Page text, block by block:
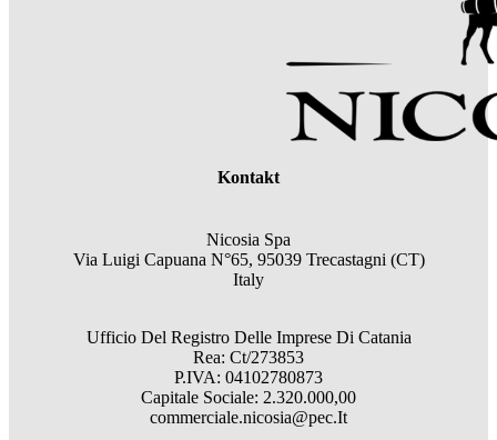
Kontakt
Nicosia Spa
Via Luigi Capuana N°65, 95039 Trecastagni (CT)
Italy
Ufficio Del Registro Delle Imprese Di Catania
Rea: Ct/273853
P.IVA: 04102780873
Capitale Sociale: 2.320.000,00
commerciale.nicosia@pec.It